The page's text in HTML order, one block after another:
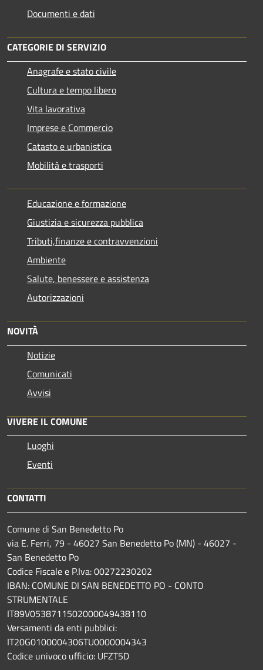
Documenti e dati
CATEGORIE DI SERVIZIO
Anagrafe e stato civile
Cultura e tempo libero
Vita lavorativa
Imprese e Commercio
Catasto e urbanistica
Mobilità e trasporti
Educazione e formazione
Giustizia e sicurezza pubblica
Tributi,finanze e contravvenzioni
Ambiente
Salute, benessere e assistenza
Autorizzazioni
NOVITÀ
Notizie
Comunicati
Avvisi
VIVERE IL COMUNE
Luoghi
Eventi
CONTATTI
Comune di San Benedetto Po
via E. Ferri, 79 - 46027 San Benedetto Po (MN) - 46027 -
San Benedetto Po
Codice Fiscale e P.Iva: 00272230202
IBAN: COMUNE DI SAN BENEDETTO PO - CONTO
STRUMENTALE
IT89V0538711502000049438110
Versamenti da enti pubblici:
IT20G0100004306TU0000004343
Codice univoco ufficio: UFZT5D